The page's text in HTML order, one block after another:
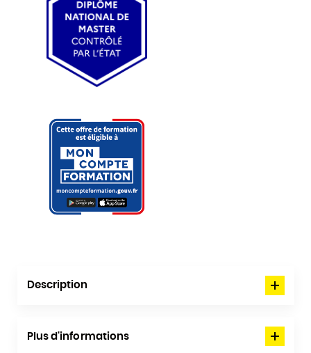
Description
Plus d'informations